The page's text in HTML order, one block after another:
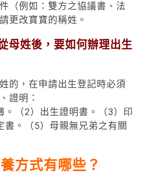
（例如：雙方之協議書、法
更改寶寶的稱姓。
母姓後，要如何辦理出生
的，在申請出生登記時必須
證明：
。（2）出生證明書。（3）印
書。（5）母親無兄弟之有關
方式有哪些？